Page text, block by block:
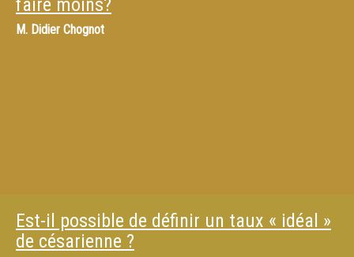
faire moins?
M. Didier Chognot
Est-il possible de définir un taux « idéal »
de césarienne ?